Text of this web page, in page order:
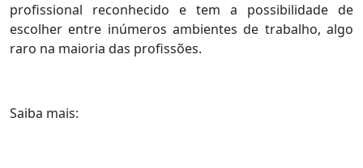
profissional reconhecido e tem a possibilidade de
escolher entre inúmeros ambientes de trabalho, algo
raro na maioria das profissões.
Saiba mais: